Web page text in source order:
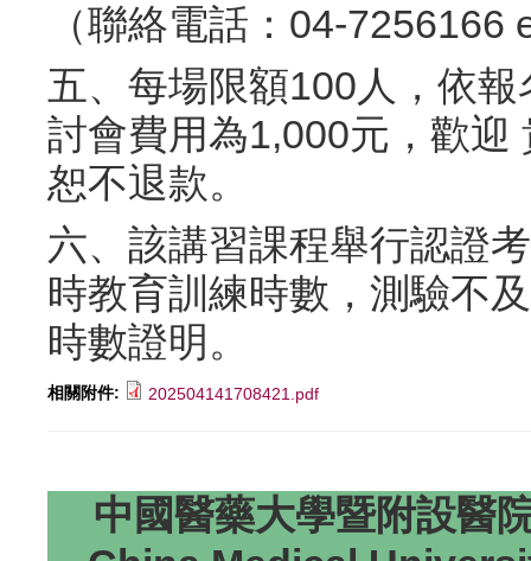
（聯絡電話：04-7256166
五、每場限額100人，依
討會費用為1,000元，歡迎
恕不退款。
六、該講習課程舉行認證
時教育訓練時數，測驗不
時數證明。
相關附件: 202504141708421.pdf
中國醫藥大學暨附設醫